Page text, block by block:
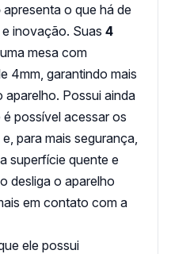
apresenta o que há de
inovação. Suas 4
mesa com
4mm, garantindo mais
aparelho. Possui ainda
possível acessar os
e, para mais segurança,
superfície quente e
desliga o aparelho
em contato com a
ele possui